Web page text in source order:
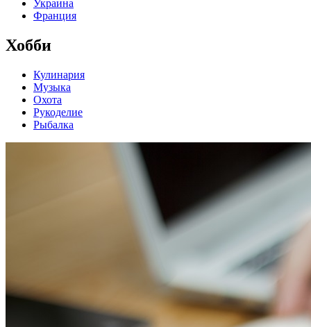
Украина
Франция
Хобби
Кулинария
Музыка
Охота
Рукоделие
Рыбалка